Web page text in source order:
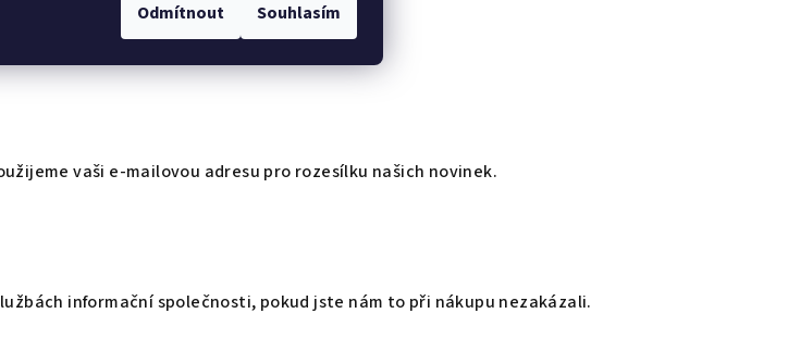
Odmítnout Souhlasím
služby nebo dodání zboží.
vaši e-mailovou adresu pro rozesílku našich novinek.
informační společnosti, pokud jste nám to při nákupu nezakázali.